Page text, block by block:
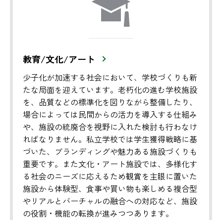
教育/文化/アート
少子化が加速する社会において、学校づくりも新
たな局面を迎えています。老朽化の進む学校施設
を、品質などの標準化を図りながら整備したり、
場合によっては民間からの活力を導入する仕組み
や、施設の統廃合を視野に入れた検討も行わなけ
ればなりません。私立学校では学生獲得戦略に基
づいた、ブランディングや魅力ある施設づくりも
重要です。また文化・アート施設では、多様化す
る社会のニーズに応えるため観賞を主眼に置いた
施設から体験型、食事や買い物も楽しめる複合型
やリアルとバーチャルの融合への対応など、施設
の役割・機能の転換が進みつつあります。